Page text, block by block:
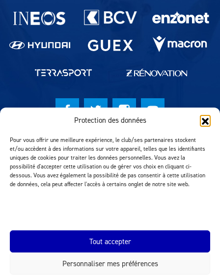
Protection des données
Pour vous offrir une meilleure expérience, le club/ses partenaires stockent
et/ou accèdent à des informations sur votre appareil, telles que les identifiants
uniques de cookies pour traiter les données personnelles. Vous avez la
possibilité d'accepter cette utilisation ou de gérer vos choix en cliquant ci-
dessous. Vous avez également la possibilité de pas consentir à cette utilisation
de données, cela peut affecter l'accès à certains onglet de notre site web.
Tout accepter
Personnaliser mes préférences
Partenaires du lausanne-Sport
© Lausanne Sport Football Club 2026
Réalisation MTM Agency